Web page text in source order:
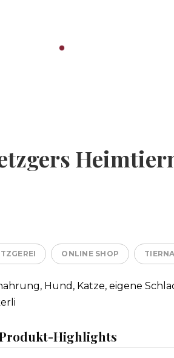
ONLINE SHOP
Hund, Katze, eigene
Highlights